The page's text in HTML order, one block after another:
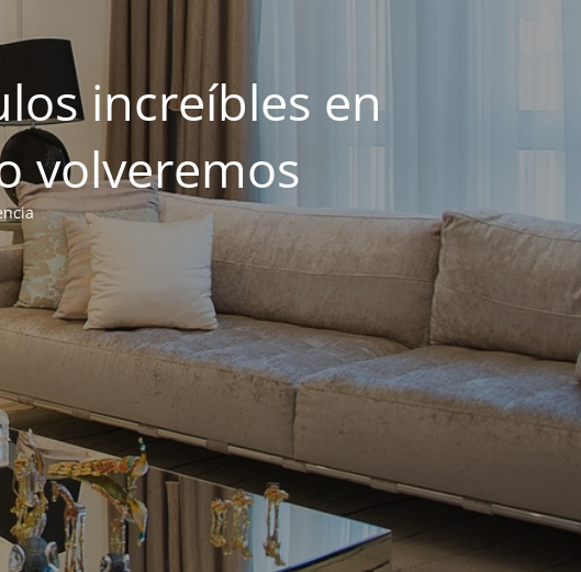
increíbles en
volveremos